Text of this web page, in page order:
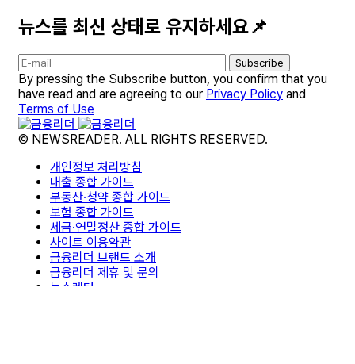
뉴스를 최신 상태로 유지하세요📌
Subscribe
By pressing the Subscribe button, you confirm that you
have read and are agreeing to our Privacy Policy and
Terms of Use
© NEWSREADER. ALL RIGHTS RESERVED.
개인정보 처리방침
대출 종합 가이드
부동산·청약 종합 가이드
보험 종합 가이드
세금·연말정산 종합 가이드
사이트 이용약관
금융리더 브랜드 소개
금융리더 제휴 및 문의
뉴스레터